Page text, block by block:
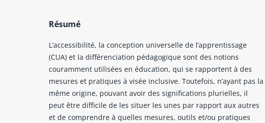
Résumé
L’accessibilité, la conception universelle de l’apprentissage
(CUA) et la différenciation pédagogique sont des notions
couramment utilisées en éducation, qui se rapportent à des
mesures et pratiques à visée inclusive. Toutefois, n’ayant pas la
même origine, pouvant avoir des significations plurielles, il
peut être difficile de les situer les unes par rapport aux autres
et de comprendre à quelles mesures, outils et/ou pratiques